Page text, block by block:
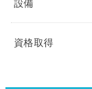
設備
資格取得